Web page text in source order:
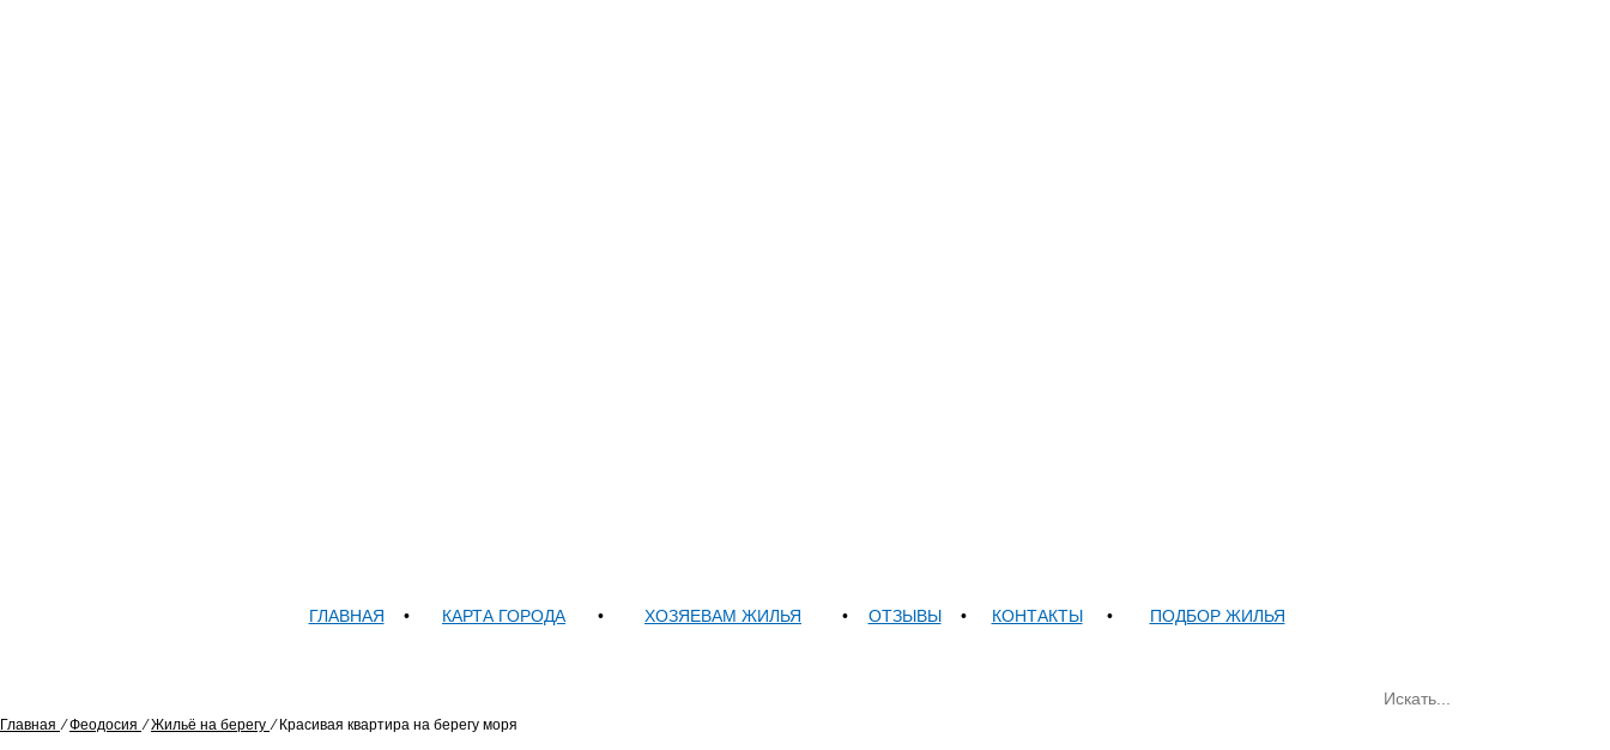
ГЛАВНАЯ • КАРТА ГОРОДА • ХОЗЯЕВАМ ЖИЛЬЯ • ОТЗЫВЫ • КОНТАКТЫ • ПОДБОР ЖИЛЬЯ
Главная ⁄ Феодосия ⁄ Жильё на берегу ⁄ Красивая квартира на берегу моря